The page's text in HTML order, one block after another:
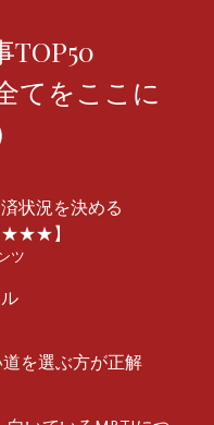
TOP50
てをここに
済状況を決める
★★★】
ツ
を選ぶ方が正解